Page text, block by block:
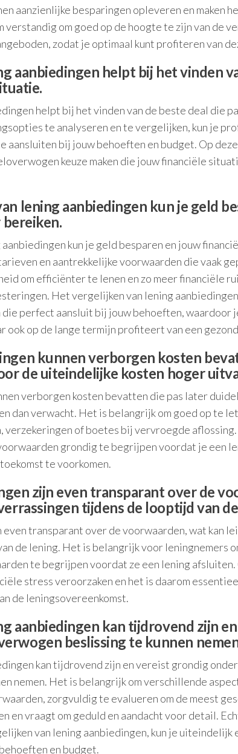
aanzienlijke besparingen opleveren en maken
verstandig om goed op de hoogte te zijn van de
zodat je optimaal kunt profiteren van
aanbiedingen helpt bij het vinden
helpt bij het vinden van de beste deal die
te analyseren en te vergelijken, kun je
bij jouw behoeften en budget. Op
keuze maken die jouw financiële
lening aanbiedingen kun je geld
kun je geld besparen en jouw
en aantrekkelijke voorwaarden die vaak
om efficiënter te lenen en zo meer financiële
Het vergelijken van lening
perfect aansluit bij jouw behoeften, waardoor
ook op de lange termijn profiteert van een
kunnen verborgen kosten
de uiteindelijke kosten hoger
verborgen kosten bevatten die pas later
dan verwacht. Het is belangrijk om goed op te
verzekeringen of boetes bij vervroegde aflossing.
grondig te begrijpen voordat je een
te voorkomen.
zijn even transparant over de
tijdens de looptijd van
transparant over de voorwaarden, wat kan
de lening. Het is belangrijk voor leningnemers
te begrijpen voordat ze een lening
stress veroorzaken en het is daarom
de leningsovereenkomst.
aanbiedingen kan tijdrovend zijn
beslissing te kunnen
kan tijdrovend zijn en vereist grondig
nemen. Het is belangrijk om verschillende
zorgvuldig te evalueren om de meest
en vraagt om geduld en aandacht voor detail.
van lening aanbiedingen, kun je uiteindelijk
en budget.